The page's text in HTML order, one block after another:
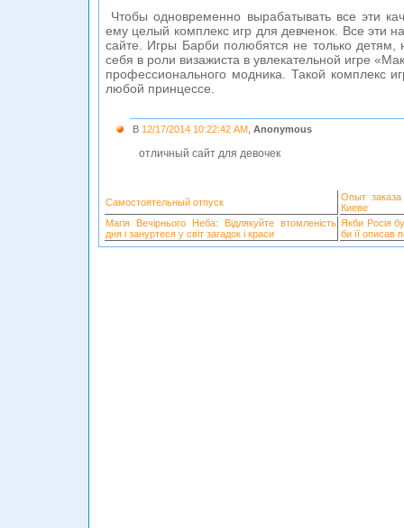
Чтобы одновременно вырабатывать все эти
ему целый комплекс игр для девченок. Все эти
сайте. Игры Барби полюбятся не только детям,
себя в роли визажиста в увлекательной игре
профессионального модника. Такой комплекс
любой принцессе.
В 12/17/2014 10:22:42 AM Anonymous
отличный сайт для девочек
Самостоятельный отпуск
Опыт
Киеве
Магія Вечірнього Неба: Відлякуйте втомленість
дня і зануртеся у світ загадок і краси
Якби Росія
би її описав